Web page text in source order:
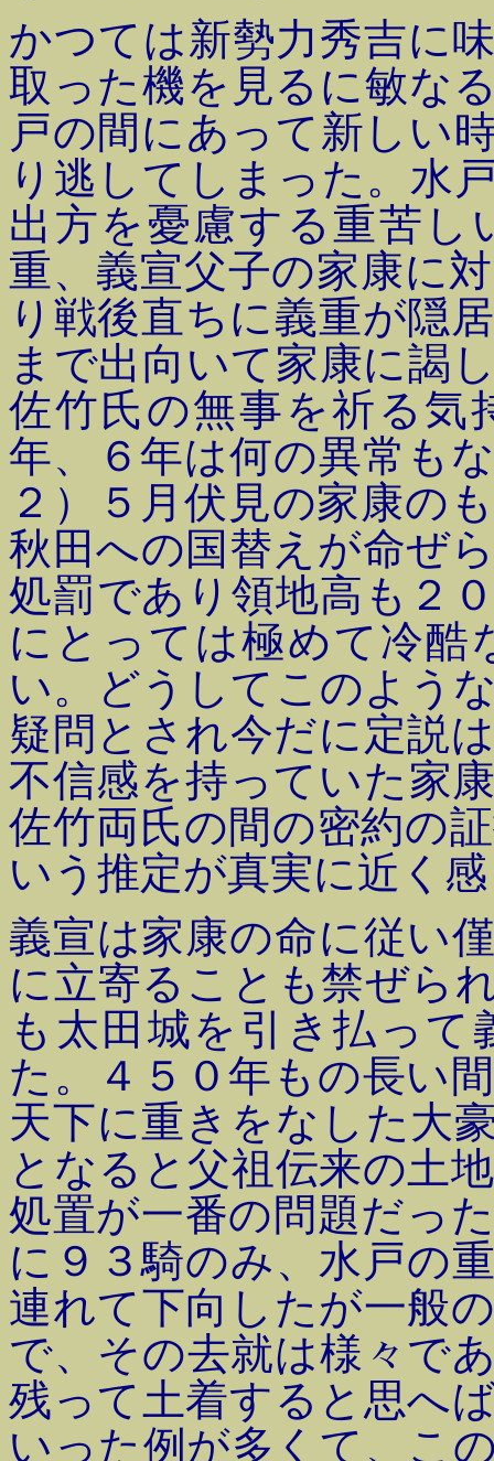
かつては新勢力秀吉に
取った機を見るに敏な
戸の間にあって新しい
り逃してしまった。水
出方を憂慮する重苦し
重、義宣父子の家康に
り戦後直ちに義重が隠
まで出向いて家康に謁
佐竹氏の無事を祈る気
年、６年は何の異常も
２）５月伏見の家康の
秋田への国替えが命ぜ
処罰であり領地高も２
にとっては極めて冷酷
い。どうしてこのよう
疑問とされ今だに定説
不信感を持っていた家
佐竹両氏の間の密約の
いう推定が真実に近く
義宣は家康の命に従い
に立寄ることも禁ぜら
も太田城を引き払っ
た。４５０年もの長い
天下に重きをなした大
となると父祖伝来の土
処置が一番の問題だっ
に９３騎のみ、水戸の
連れて下向したが一般
で、その去就は様々で
残って土着すると思へ
いった例が多くて、こ